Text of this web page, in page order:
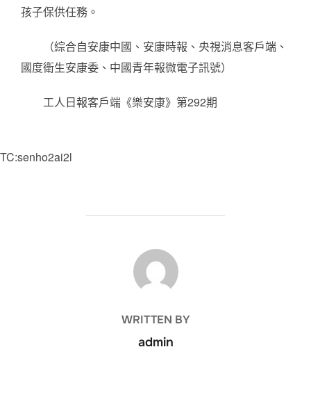
孩子保供任務。
（綜合自安康中國、安康時報、央視消息客戶端、
國度衛生安康委、中國青年報微電子訊號）
工人日報客戶端《樂安康》第292期
TC:senho2ai2l
POST AUTHOR
WRITTEN BY
admin